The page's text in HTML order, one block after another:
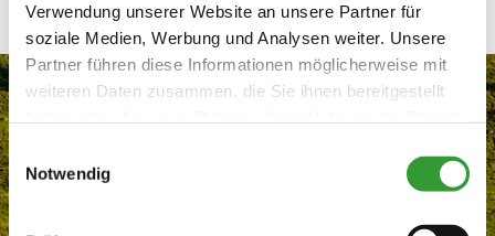
Verwendung unserer Website an unsere Partner für
soziale Medien, Werbung und Analysen weiter. Unsere
Partner führen diese Informationen möglicherweise mit
weiteren Daten zusammen, die Sie ihnen bereitgestellt
Einwilligungsauswahl
Notwendig